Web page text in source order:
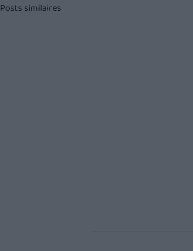
Posts similaires